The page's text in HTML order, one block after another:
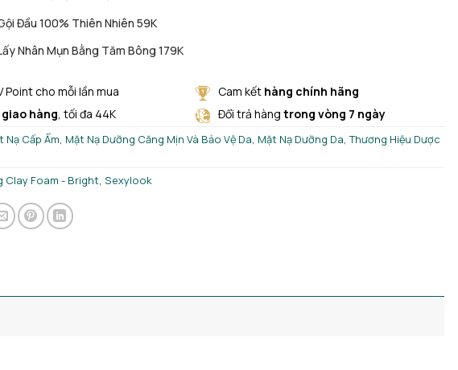
Đầu 100% Thiên Nhiên 59K
Nhân Mụn Bằng Tăm Bông 179K
Point cho mỗi lần mua Cam kết hàng chính hãng
hàng , tối đa 44K Đổi trả hàng trong vòng 7 ngày
Nạ Cấp Ẩm, Mặt Nạ Dưỡng Căng Mịn Và Bảo Vệ Da, Mặt Nạ Dưỡng Da,Thương Hiệu Dược
Clay Foam - Bright, Sexylook